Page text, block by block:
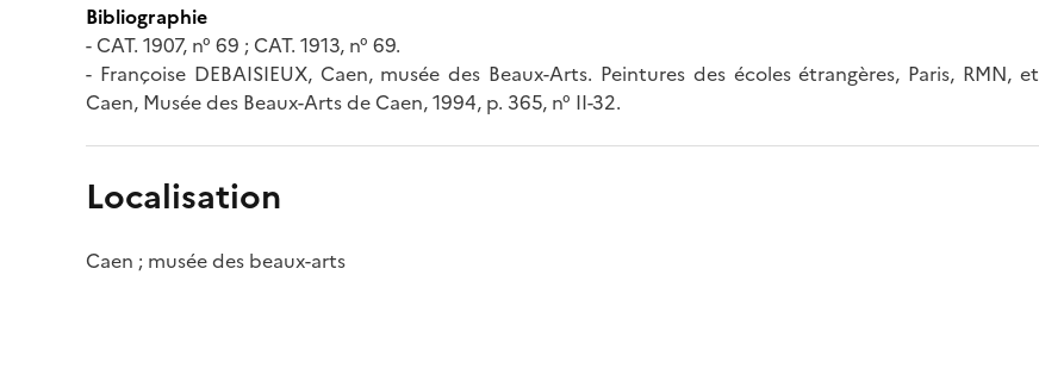
Bibliographie
- CAT. 1907, n° 69 ; CAT. 1913, n° 69.
- Françoise DEBAISIEUX, Caen, musée des Beaux-Arts. Peintures des écoles étrangères, Paris, RMN, et
Caen, Musée des Beaux-Arts de Caen, 1994, p. 365, n° II-32.
Localisation
Caen ; musée des beaux-arts